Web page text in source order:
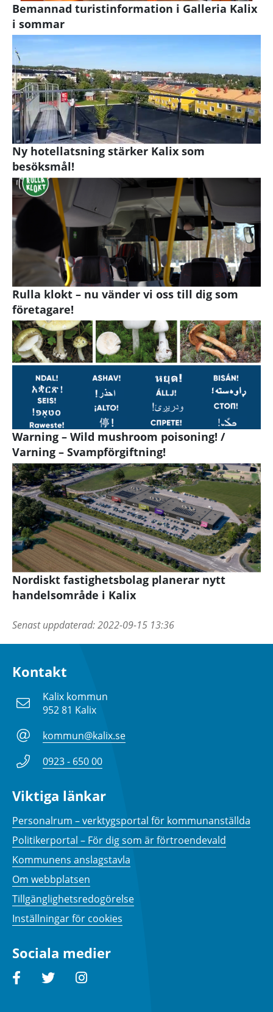
Bemannad turistinformation i Galleria Kalix
i sommar
Ny hotellatsning stärker Kalix som
besöksmål!
Rulla klokt – nu vänder vi oss till dig som
företagare!
Warning – Wild mushroom poisoning! /
Varning – Svampförgiftning!
Nordiskt fastighetsbolag planerar nytt
handelsområde i Kalix
Senast uppdaterad:2022-09-15 13:36
Kontakt
Kalix kommun
952 81 Kalix
kommun@kalix.se
0923 - 650 00
Viktiga länkar
Personalrum – verktygsportal för kommunanställda
Politikerportal – För dig som är förtroendevald
Kommunens anslagstavla
Om webbplatsen
Tillgänglighetsredogörelse
Inställningar för cookies
Sociala medier
FacebookTwitterInstagram